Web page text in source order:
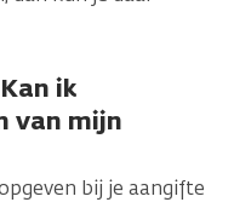
ik
van mijn
bij je aangifte